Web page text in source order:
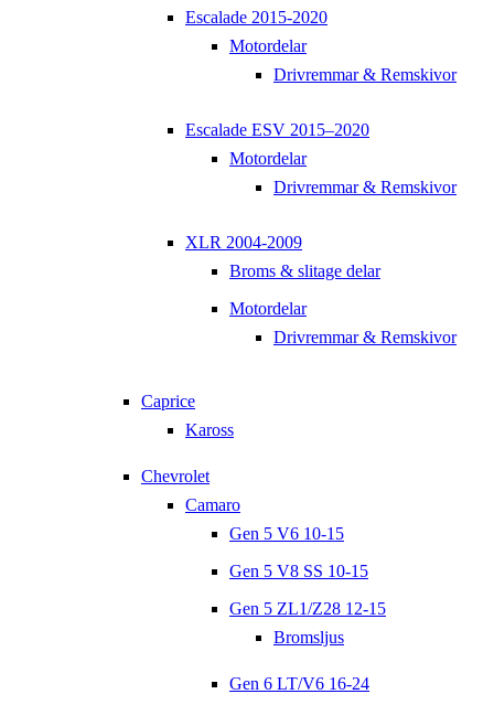
Escalade 2015-2020
Motordelar
Drivremmar & Remskivor
Escalade ESV 2015–2020
Motordelar
Drivremmar & Remskivor
XLR 2004-2009
Broms & slitage delar
Motordelar
Drivremmar & Remskivor
Caprice
Kaross
Chevrolet
Camaro
Gen 5 V6 10-15
Gen 5 V8 SS 10-15
Gen 5 ZL1/Z28 12-15
Bromsljus
Gen 6 LT/V6 16-24